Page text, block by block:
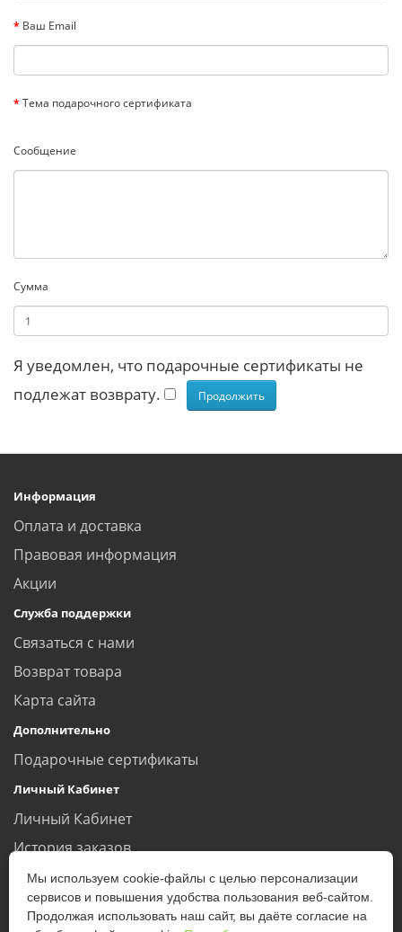
Ваш Email
Тема подарочного сертификата
Сообщение
Сумма
Я уведомлен, что подарочные сертификаты не
подлежат возврату.
Информация
Оплата и доставка
Правовая информация
Акции
Служба поддержки
Связаться с нами
Возврат товара
Карта сайта
Дополнительно
Подарочные сертификаты
Личный Кабинет
Личный Кабинет
История заказов
Закладки
Рассылка
Мы используем cookie-файлы с целью персонализации
сервисов и повышения удобства пользования веб-сайтом.
Продолжая использовать наш сайт, вы даёте согласие на